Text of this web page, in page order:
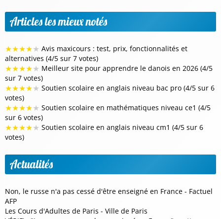
Articles les mieux notés
★★★★★ Avis maxicours : test, prix, fonctionnalités et
alternatives (4/5 sur 7 votes)
★★★★★ Meilleur site pour apprendre le danois en 2026 (4/5
sur 7 votes)
★★★★★ Soutien scolaire en anglais niveau bac pro (4/5 sur 6
votes)
★★★★★ Soutien scolaire en mathématiques niveau ce1 (4/5
sur 6 votes)
★★★★★ Soutien scolaire en anglais niveau cm1 (4/5 sur 6
votes)
Actualités
Non, le russe n'a pas cessé d'être enseigné en France - Factuel
AFP
Les Cours d'Adultes de Paris - Ville de Paris